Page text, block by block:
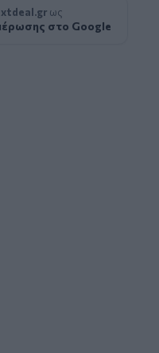
ως
στο Google